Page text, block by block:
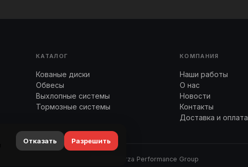
КАТАЛОГ
Кованые диски
Обвесы
Выхлопные системы
Тормозные системы
КОМПАНИЯ
Наши работы
О нас
Новости
Контакты
Доставка и оплата
© 2026 Forza Performance Group
Отказать Разрешить